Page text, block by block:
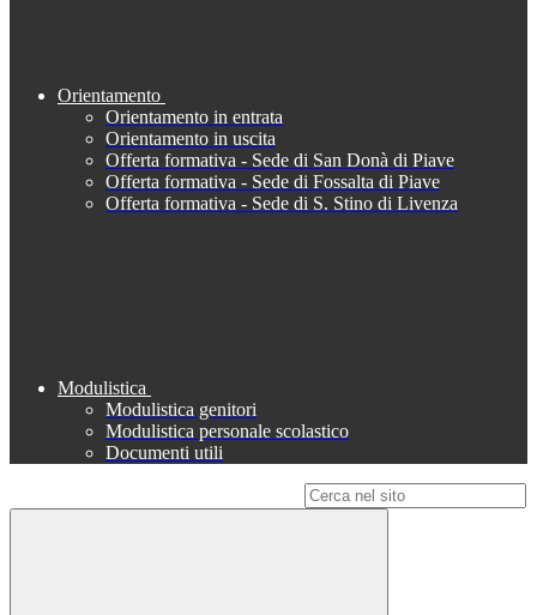
Orientamento
Orientamento in entrata
Orientamento in uscita
Offerta formativa - Sede di San Donà di Piave
Offerta formativa - Sede di Fossalta di Piave
Offerta formativa - Sede di S. Stino di Livenza
Modulistica
Modulistica genitori
Modulistica personale scolastico
Documenti utili